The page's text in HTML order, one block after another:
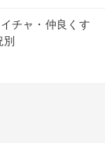
チャ・仲良くす
別